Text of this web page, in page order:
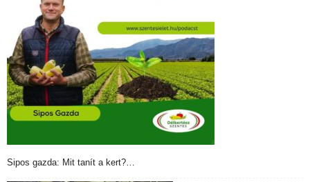
Sipos gazda: Mit tanít a kert?…